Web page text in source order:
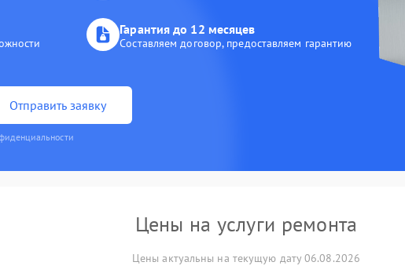
Гарантия до 12 месяцев
Составляем договор, предоставляем гарантию
Отправить заявку
Цены на услуги ремонта
Цены актуальны на текущую дату 06.08.2026